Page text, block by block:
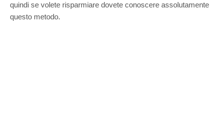
quindi se volete risparmiare dovete conoscere assolutamente
questo metodo.